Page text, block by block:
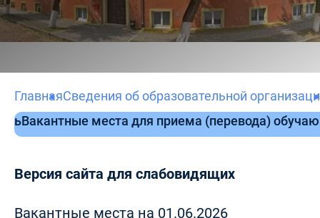
ГлавнаяСведения об образовательной
Вакантные места для приема (перевода)
Версия сайта для слабовидящих
Вакантные места на 01.06.2026